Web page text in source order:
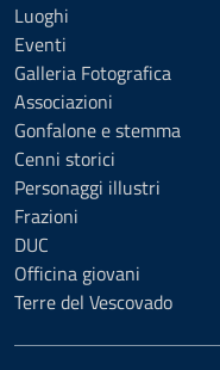
Luoghi
Eventi
Galleria Fotografica
Associazioni
Gonfalone e stemma
Cenni storici
Personaggi illustri
Frazioni
DUC
Officina giovani
Terre del Vescovado